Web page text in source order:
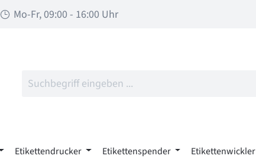
Mo-Fr, 09:00 - 16:00 Uhr
Etikettendrucker Etikettenspender Etikettenwickler